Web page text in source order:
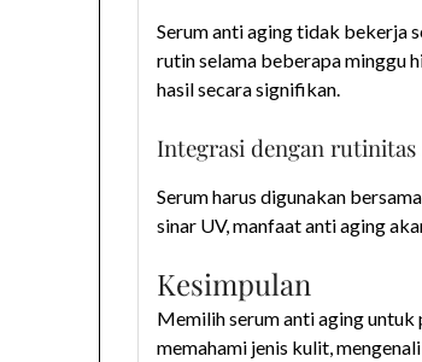
Serum anti aging tidak bekerja
rutin selama beberapa minggu
hasil secara signifikan.
Integrasi dengan rutinitas
Serum harus digunakan
sinar UV, manfaat anti aging
Kesimpulan
Memilih serum anti aging
memahami jenis kulit,